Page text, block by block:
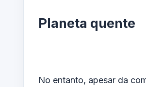
Planeta quente
No entanto, apesar da